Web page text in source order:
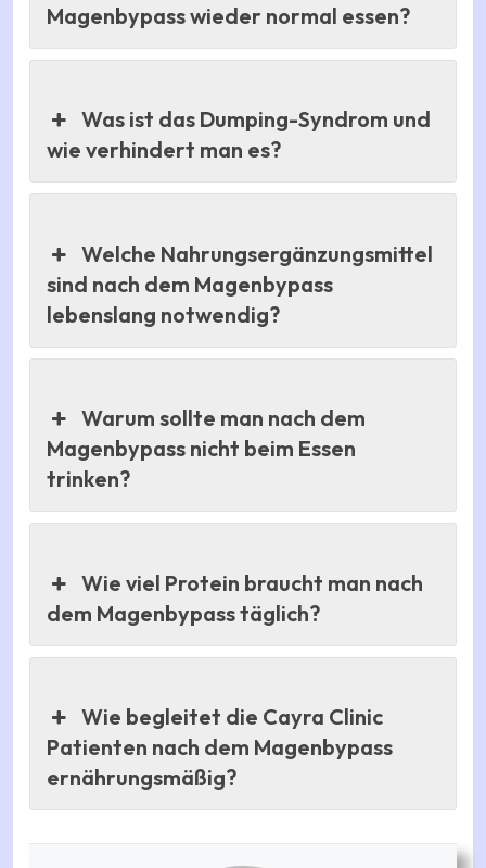
Magenbypass wieder normal essen?
Was ist das Dumping-Syndrom und
wie verhindert man es?
Welche Nahrungsergänzungsmittel
sind nach dem Magenbypass
lebenslang notwendig?
Warum sollte man nach dem
Magenbypass nicht beim Essen
trinken?
Wie viel Protein braucht man nach
dem Magenbypass täglich?
Wie begleitet die Cayra Clinic
Patienten nach dem Magenbypass
ernährungsmäßig?